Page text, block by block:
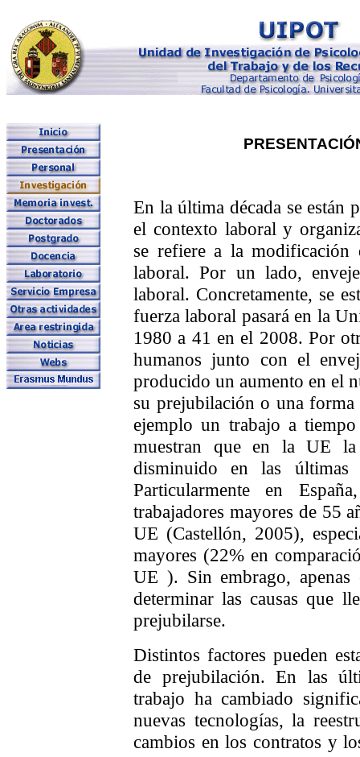
En la última década se están
el contexto laboral y
se refiere a la
laboral. Por un lado,
laboral. Concretamente, se
fuerza laboral pasará en la
1980 a 41 en el 2008. Por
humanos junto con el
producido un aumento en el
su prejubilación o una
ejemplo un trabajo a
muestran que en la UE
disminuido en las
Particularmente en
trabajadores mayores de 55
UE (Castellón, 2005),
mayores (22% en
UE ). Sin embrago, apenas
determinar las causas que
prejubilarse.
Distintos factores pueden
de prejubilación. En las
trabajo ha cambiado
nuevas tecnologías, la
cambios en los contratos y